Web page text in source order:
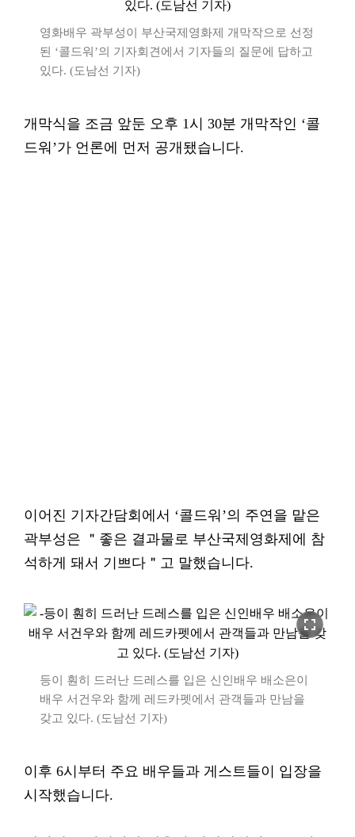
영화배우 곽부성이 부산국제영화제 개막작으로 선정
된 ‘콜드워’의 기자회견에서 기자들의 질문에 답하고
있다. (도남선 기자)
개막식을 조금 앞둔 오후 1시 30분 개막작인 ‘콜
드워’가 언론에 먼저 공개됐습니다.
이어진 기자간담회에서 ‘콜드워’의 주연을 맡은
곽부성은 ＂좋은 결과물로 부산국제영화제에 참
석하게 돼서 기쁘다＂고 말했습니다.
fullscreen
등이 훤히 드러난 드레스를 입은 신인배우 배소은이
배우 서건우와 함께 레드카펫에서 관객들과 만남을
갖고 있다. (도남선 기자)
이후 6시부터 주요 배우들과 게스트들이 입장을
시작했습니다.